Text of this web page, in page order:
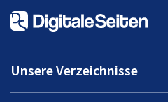
Unsere Verzeichnisse